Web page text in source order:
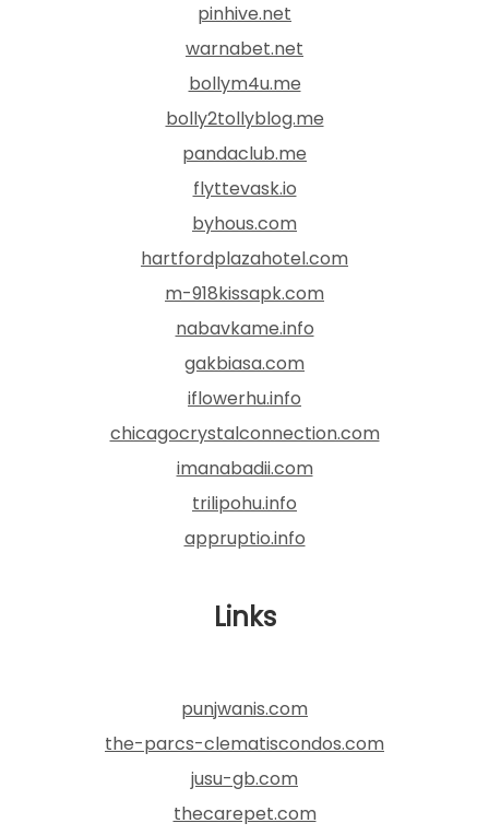
pinhive.net
warnabet.net
bollym4u.me
bolly2tollyblog.me
pandaclub.me
flyttevask.io
byhous.com
hartfordplazahotel.com
m-918kissapk.com
nabavkame.info
gakbiasa.com
iflowerhu.info
chicagocrystalconnection.com
imanabadii.com
trilipohu.info
appruptio.info
Links
punjwanis.com
the-parcs-clematiscondos.com
jusu-gb.com
thecarepet.com